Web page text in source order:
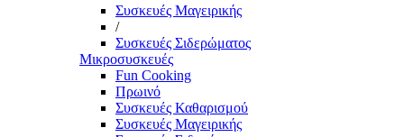
Συσκευές Μαγειρικής
/
Συσκευές Σιδερώματος
Μικροσυσκευές
Fun Cooking
Πρωινό
Συσκευές Καθαρισμού
Συσκευές Μαγειρικής